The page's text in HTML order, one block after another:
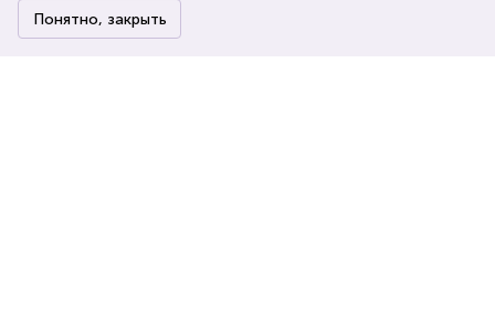
Главная Каталог
Конверт картонный "Премиум",
Пыльно-розовый
Понятно, закрыть